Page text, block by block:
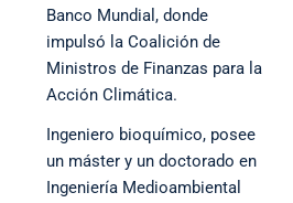
Banco Mundial, donde
impulsó la Coalición de
Ministros de Finanzas para la
Acción Climática.
Ingeniero bioquímico, posee
un máster y un doctorado en
Ingeniería Medioambiental